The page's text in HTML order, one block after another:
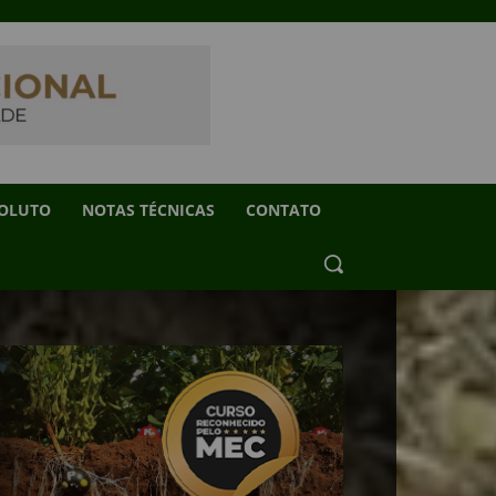
NOTAS TÉCNICAS CONTATO